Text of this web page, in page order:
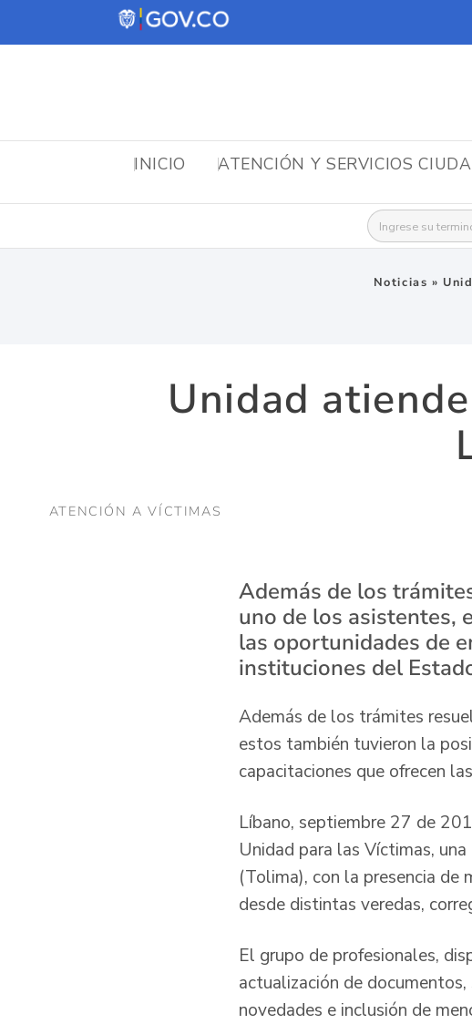
INICIO ATENCIÓN Y SERVICIOS
Buscar:
Noticias »
Unidad
ATENCIÓN A VÍCTIMAS
Además de los
uno de los asistentes,
las oportunidades de
instituciones del
Además de los trámites
estos también tuvieron la
capacitaciones que ofrecen
Líbano, septiembre 27 de
Unidad para las Víctimas,
(Tolima), con la presencia
desde distintas veredas,
El grupo de profesionales,
actualización de
novedades e inclusión de